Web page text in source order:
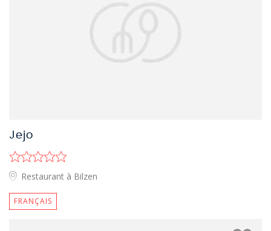
Jejo
Restaurant à Bilzen
FRANÇAIS